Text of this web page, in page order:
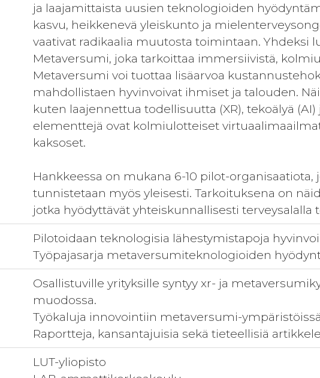
ja laajamittaista uusien teknologioiden
kasvu, heikkenevä yleiskunto ja
vaativat radikaalia muutosta toimintaan. Yhdeksi
Metaversumi, joka tarkoittaa immersiivistä,
Metaversumi voi tuottaa lisäarvoa
mahdollistaen hyvinvoivat ihmiset ja talouden.
kuten laajennettua todellisuutta (XR), tekoälyä
elementtejä ovat kolmiulotteiset
kaksoset.
Hankkeessa on mukana 6-10 pilot-
tunnistetaan myös yleisesti. Tarkoituksena on
jotka hyödyttävät yhteiskunnallisesti terveysalalla
Pilotoidaan teknologisia lähestymistapoja
Työpajasarja metaversumiteknologioiden
Osallistuville yrityksille syntyy xr- ja
muodossa.
Työkaluja innovointiin metaversumi-
Raportteja, kansantajuisia sekä tieteellisiä
LUT-yliopisto